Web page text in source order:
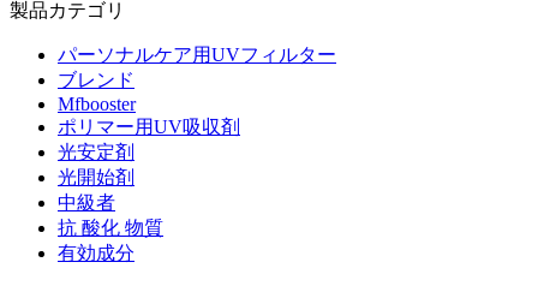
製品カテゴリ
パーソナルケア用UVフィルター
ブレンド
Mfbooster
ポリマー用UV吸収剤
光安定剤
光開始剤
中級者
抗 酸化 物質
有効成分